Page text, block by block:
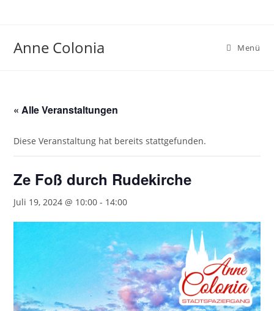
Anne Colonia Menü
« Alle Veranstaltungen
Diese Veranstaltung hat bereits stattgefunden.
Ze Foß durch Rudekirche
Juli 19, 2024 @ 10:00 - 14:00